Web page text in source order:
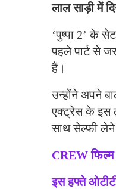
लाल साड़ी में
‘पुष्पा 2’ के
पहले पार्ट से
हैं।
उन्होंने अपने
एक्ट्रेस के इस
साथ सेल्फी
CREW फिल्म
इस हफ्ते